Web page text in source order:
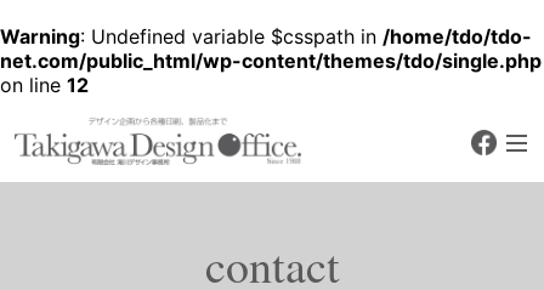
Warning: Undefined variable $csspath in /home/tdo/tdo-
net.com/public_html/wp-content/themes/tdo/single.php
on line 12
デザイン企画から各種印刷、製品化
contact